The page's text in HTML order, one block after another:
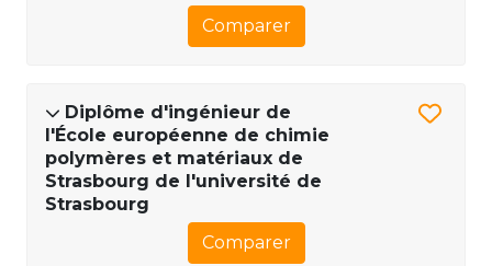
Comparer
Diplôme d'ingénieur de
l'École européenne de chimie
polymères et matériaux de
Strasbourg de l'université de
Strasbourg
Comparer